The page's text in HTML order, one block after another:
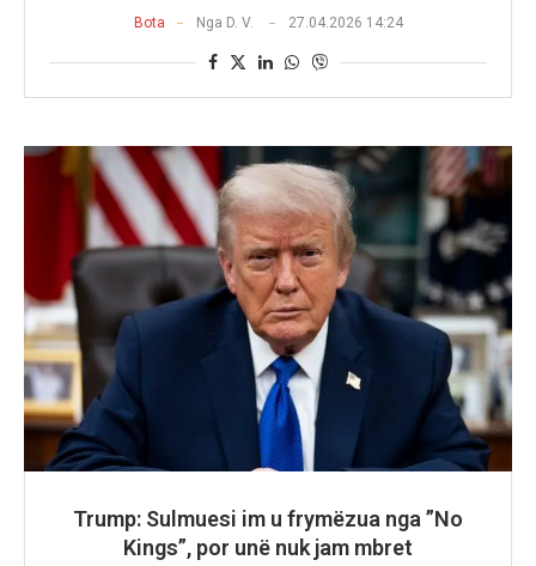
Bota Nga D. V. 27.04.2026 14:24
Trump: Sulmuesi im u frymëzua nga ”No
Kings”, por unë nuk jam mbret